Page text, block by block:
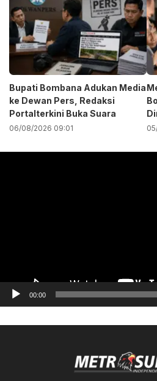
Bupati Bombana Adukan Media
ke Dewan Pers, Redaksi
Portalterkini Buka Suara
06/08/2026 09:01
00:00